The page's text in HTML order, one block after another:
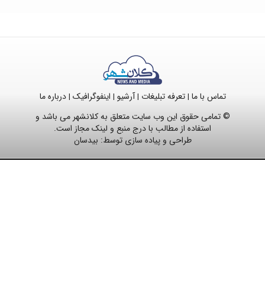
تماس با ما |تعرفه تبلیغات |آرشیو | اینفوگرافیک |درباره ما
© تمامی حقوق این وب سایت متعلق به کلانشهر می باشد و
استفاده از مطالب با درج منبع و لینک مجاز است.
طراحی و پیاده سازی توسط: بیدسان